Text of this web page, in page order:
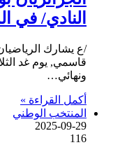
النادي/ في
/ع يشارك
ونهائي…
أكمل القراءة »
المنتخب الوطني
2025-09-29
116